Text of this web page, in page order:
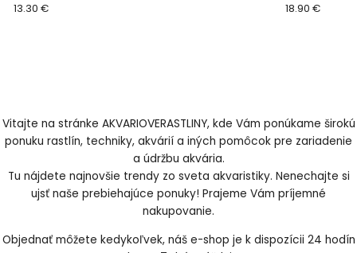
extra jemná
13.30 €
hrubý
18.90 €
Vitajte na stránke AKVARIOVERASTLINY, kde Vám ponúkame širokú
ponuku rastlín, techniky, akvárií a iných pomôcok pre zariadenie
a údržbu akvária.
Tu nájdete najnovšie trendy zo sveta akvaristiky. Nenechajte si
ujsť naše prebiehajúce ponuky! Prajeme Vám príjemné
nakupovanie.
Objednať môžete kedykoľvek, náš e-shop je k dispozícii 24 hodín